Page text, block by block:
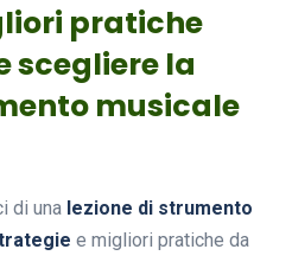
pratiche
scegliere la
musicale
di una lezione di strumento
e migliori pratiche da